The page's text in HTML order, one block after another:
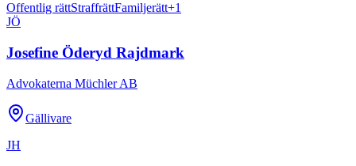
Offentlig rättStraffrättFamiljerätt+1
JÖ
Josefine Öderyd Rajdmark
Advokaterna Müchler AB
Gällivare
JH